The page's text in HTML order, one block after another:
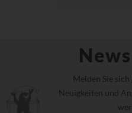
Melden Sie
Neuigkeiten und